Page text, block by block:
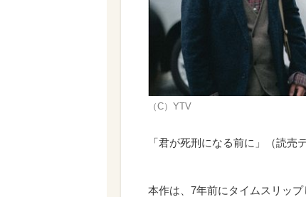
（C）YTV
「君が死刑になる前に」（読売
本作は、7年前にタイムスリップ